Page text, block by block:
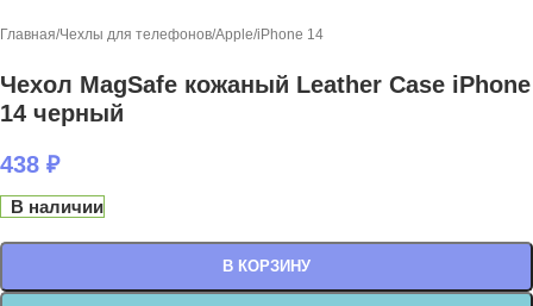
Главная/Чехлы для телефонов/Apple/iPhone 14
Чехол MagSafe кожаный Leather Case iPhone
14 черный
438 ₽
В наличии
В КОРЗИНУ